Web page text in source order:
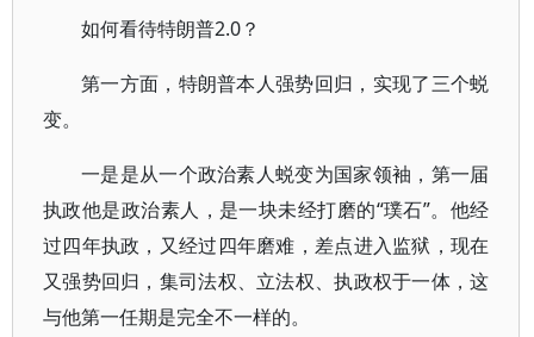
如何看待特朗普2.0？
第一方面，特朗普本人强势回归，实现了三个蜕
变。
一是是从一个政治素人蜕变为国家领袖，第一届
执政他是政治素人，是一块未经打磨的“璞石”。他经
过四年执政，又经过四年磨难，差点进入监狱，现在
又强势回归，集司法权、立法权、执政权于一体，这
与他第一任期是完全不一样的。